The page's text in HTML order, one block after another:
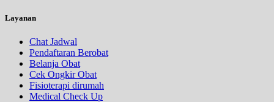
Layanan
Chat Jadwal
Pendaftaran Berobat
Belanja Obat
Cek Ongkir Obat
Fisioterapi dirumah
Medical Check Up